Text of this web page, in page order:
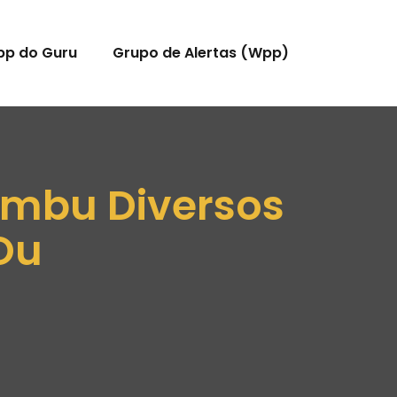
do Guru Grupo de Alertas (Wpp)
Diversos